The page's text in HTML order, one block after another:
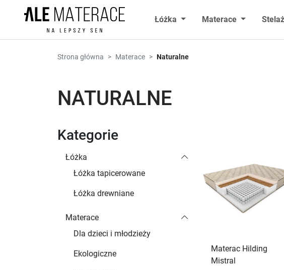
Przejdź do zawartości
Łóżka
Materace
Strona główna Materace Naturalne
NATURALNE
Kategorie
Łóżka
Łóżka tapicerowane
Łóżka drewniane
Materace
Dla dzieci i młodzieży
Ekologiczne
Materac Hilding
Mistral